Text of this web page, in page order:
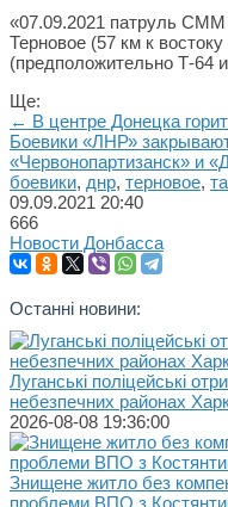
«07.09.2021 патруль
Терновое (57 км к
(предположительно Т-64
Ще:
← В центре Донецка
Боевики «ЛНР»
«Червонопартизанск» и
боевики, днр, терновое,
09.09.2021 20:40
666
Новости Донбасса
Останні новини:
Луганські поліцейські
небезпечних районах
2026-08-08 19:36:00
Знищене житло без
проблеми ВПО з